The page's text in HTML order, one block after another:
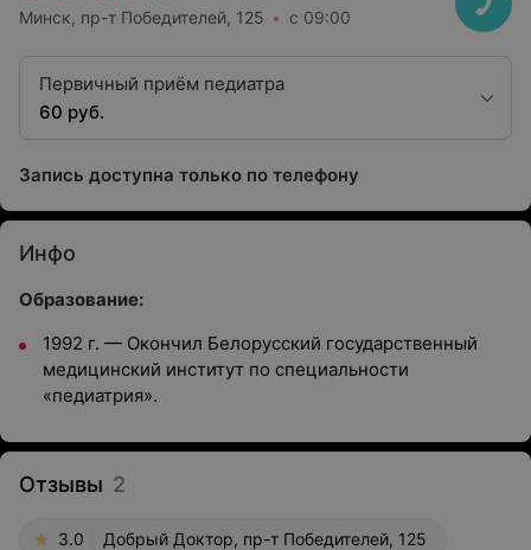
Минск, пр-т Победителей, 125 с 09:00
Первичный приём педиатра
60 руб.
Запись доступна только по телефону
Инфо
Образование:
1992 г. — Окончил Белорусский государственный
медицинский институт по специальности
«педиатрия».
Отзывы 2
3.0 Добрый Доктор, пр-т Победителей, 125